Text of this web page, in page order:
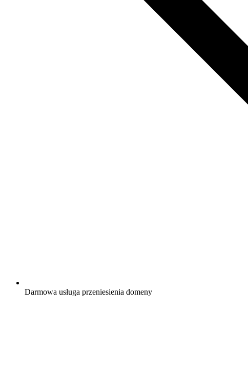
Darmowa usługa przeniesienia domeny